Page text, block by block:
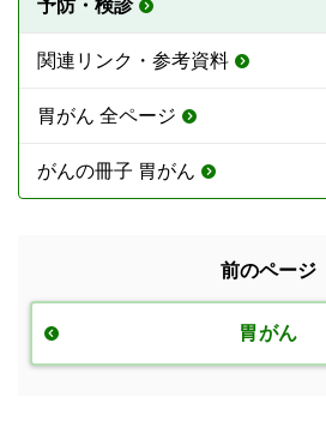
予防・検診
関連リンク・参考資料
胃がん 全ページ
がんの冊子 胃がん
前のページ
胃がん